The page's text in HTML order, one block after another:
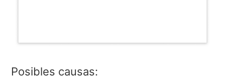
Posibles causas: